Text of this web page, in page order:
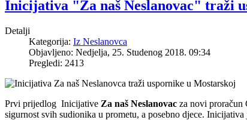
Inicijativa "Za naš Neslanovac" traži
Detalji
Kategorija: Iz Neslanovca
Objavljeno: Nedjelja, 25. Studenog 2018. 09:34
Pregledi: 2413
Prvi prijedlog Inicijative Za naš Neslanovac za novi proračun
sigurnost svih sudionika u prometu, a posebno djece.